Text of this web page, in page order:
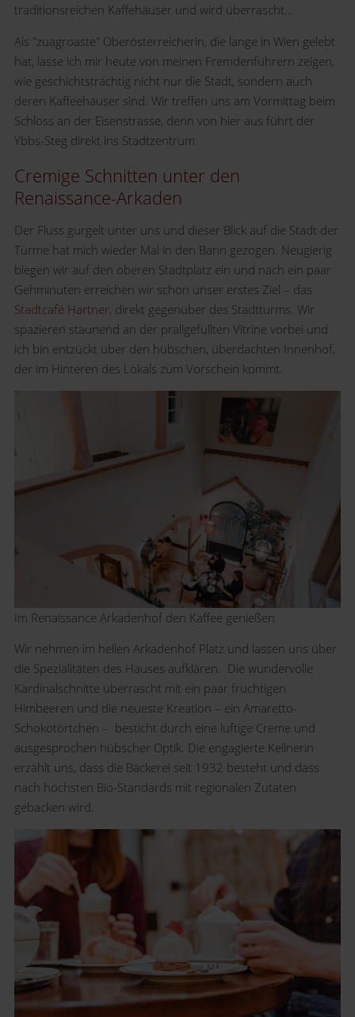
traditionsreichen Kaffehäuser und wird überrascht...
Als "zuagroaste" Oberösterreicherin, die lange in Wien gelebt
hat, lasse ich mir heute von meinen Fremdenführern zeigen,
wie geschichtsträchtig nicht nur die Stadt, sondern auch
deren Kaffeehäuser sind. Wir treffen uns am Vormittag beim
Schloss an der Eisenstrasse, denn von hier aus führt der
Ybbs-Steg direkt ins Stadtzentrum.
Cremige Schnitten unter den
Renaissance-Arkaden
Der Fluss gurgelt unter uns und dieser Blick auf die Stadt der
Türme hat mich wieder Mal in den Bann gezogen. Neugierig
biegen wir auf den oberen Stadtplatz ein und nach ein paar
Gehminuten erreichen wir schon unser erstes Ziel – das
Stadtcafé Hartner, direkt gegenüber des Stadtturms. Wir
spazieren staunend an der prallgefüllten Vitrine vorbei und
ich bin entzückt über den hübschen, überdachten Innenhof,
der im Hinteren des Lokals zum Vorschein kommt.
Im Renaissance Arkadenhof den Kaffee genießen
Wir nehmen im hellen Arkadenhof Platz und lassen uns über
die Spezialitäten des Hauses aufklären. Die wundervolle
Kardinalschnitte überrascht mit ein paar fruchtigen
Himbeeren und die neueste Kreation – ein Amaretto-
Schokotörtchen – besticht durch eine luftige Creme und
ausgesprochen hübscher Optik. Die engagierte Kellnerin
erzählt uns, dass die Bäckerei seit 1932 besteht und dass
nach höchsten Bio-Standards mit regionalen Zutaten
gebacken wird.